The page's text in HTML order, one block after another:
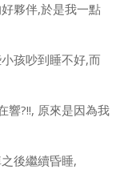
夥伴,於是我一點
孩吵到睡不好,而
響?!!, 原來是因為我
後繼續昏睡,